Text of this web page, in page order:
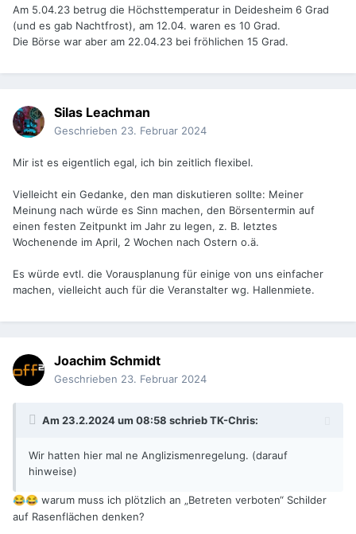
Am 5.04.23 betrug die Höchsttemperatur in Deidesheim 6 Grad
(und es gab Nachtfrost), am 12.04. waren es 10 Grad.
Die Börse war aber am 22.04.23 bei fröhlichen 15 Grad.
Silas Leachman
Geschrieben 23. Februar 2024
Mir ist es eigentlich egal, ich bin zeitlich flexibel.
Vielleicht ein Gedanke, den man diskutieren sollte: Meiner
Meinung nach würde es Sinn machen, den Börsentermin auf
einen festen Zeitpunkt im Jahr zu legen, z. B. letztes
Wochenende im April, 2 Wochen nach Ostern o.ä.
Es würde evtl. die Vorausplanung für einige von uns einfacher
machen, vielleicht auch für die Veranstalter wg. Hallenmiete.
Joachim Schmidt
Geschrieben 23. Februar 2024
Am 23.2.2024 um 08:58 schriebTK-Chris:
Wir hatten hier mal ne Anglizismenregelung. (darauf
hinweise)
😂😂 warum muss ich plötzlich an „Betreten verboten“ Schilder
auf Rasenflächen denken?